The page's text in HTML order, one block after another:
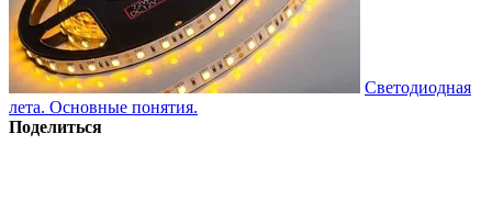
Светодиодная
лета. Основные понятия.
Поделиться